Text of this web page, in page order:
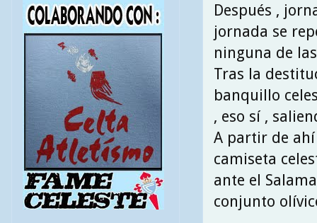
Después ,
jornada se
ninguna de
Tras la
banquillo
, eso sí ,
A partir de
camiseta
ante el
conjunto